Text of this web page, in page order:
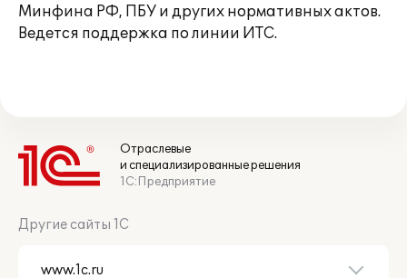
Минфина РФ, ПБУ и других нормативных актов.
Ведется поддержка по линии ИТС.
Отраслевые
и специализированные решения
1С:Предприятие
Другие сайты 1С